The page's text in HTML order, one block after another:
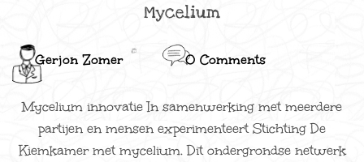
Mycelium
Gerjon Zomer 0 Comments
Mycelium innovatie In samenwerking met meerdere
partijen en mensen experimenteert Stichting De
Kiemkamer met mycelium. Dit ondergrondse netwerk